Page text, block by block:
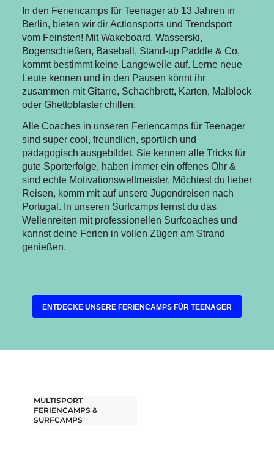
In den Feriencamps für Teenager ab 13 Jahren in
Berlin, bieten wir dir Actionsports und Trendsport
vom Feinsten! Mit Wakeboard, Wasserski,
Bogenschießen, Baseball, Stand-up Paddle & Co,
kommt bestimmt keine Langeweile auf. Lerne neue
Leute kennen und in den Pausen könnt ihr
zusammen mit Gitarre, Schachbrett, Karten, Malblock
oder Ghettoblaster chillen.
Alle Coaches in unseren Feriencamps für Teenager
sind super cool, freundlich, sportlich und
pädagogisch ausgebildet. Sie kennen alle Tricks für
gute Sporterfolge, haben immer ein offenes Ohr &
sind echte Motivationsweltmeister. Möchtest du lieber
Reisen, komm mit auf unsere Jugendreisen nach
Portugal. In unseren Surfcamps lernst du das
Wellenreiten mit professionellen Surfcoaches und
kannst deine Ferien in vollen Zügen am Strand
genießen.
ENTDECKE UNSERE FERIENCAMPS FÜR TEENAGER
MULTISPORT
FERIENCAMPS &
SURFCAMPS